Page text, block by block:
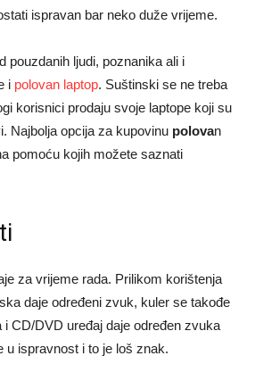
ispravan bar neko duže vrijeme.
pouzdanih ljudi, poznanika ali i
i polovan laptop. Suštinski se ne treba
korisnici prodaju svoje laptope koji su
Najbolja opcija za kupovinu polovan
pomoću kojih možete saznati
za vrijeme rada. Prilikom korištenja
daje određeni zvuk, kuler se takođe
CD/DVD uređaj daje određen zvuka
u ispravnost i to je loš znak.